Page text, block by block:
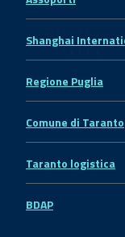
Shanghai
Regione Puglia
Comune di Taranto
Taranto logistica
BDAP